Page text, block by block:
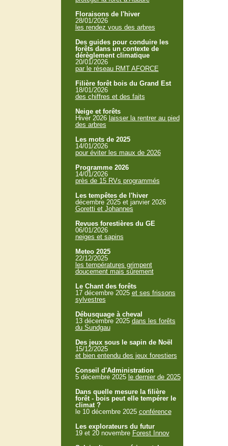
Floraisons de l'hiver
28/01/2026
les rendez vous des arbres
Des guides pour conduire les
forêts dans un contexte de
dérèglement climatique
20/01/2026
par le réseau RMT AFORCE
Filière forêt bois du Grand Est
18/01/2026
des chiffres et des faits
Neige et forêts
Hiver 2026 laisser la rentrer au pied
des arbres
Les mots de 2025
14/01/2026
pour éviter les maux de 2026
Programme 2026
14/01/2026
près de 15 RVs programmés
Les tempêtes de l'hiver
décembre 2025 et janvier 2026
Goretti et Johannes
Revues forestières du GE
06/01/2026
neiges et sapins
Meteo 2025
22/12/2025
les températures grimpent
doucement mais sûrement
Le Chant des forêts
17 décembre 2025 et ses frissons
sylvestres
Débusquage à cheval
13 décembre 2025 dans les forêts
du Sundgau
Des jeux sous le sapin de Noël
15/12/2025
et bien entendu des jeux forestiers
Conseil d'Administration
5 décembre 2025 le dernier de 2025
Dans quelle mesure la filière
forêt - bois peut elle tempérer le
climat ?
le 10 décembre 2025 conférence
Les explorateurs du futur
19 et 20 novembre Forest Innov